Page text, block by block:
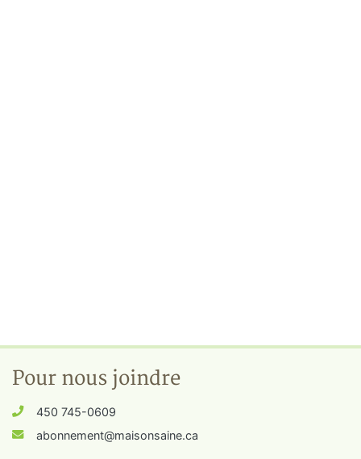
Pour nous joindre
450 745-0609
abonnement@maisonsaine.ca